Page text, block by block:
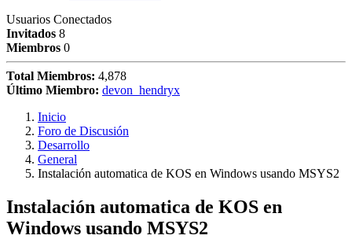
Usuarios Conectados
Invitados 8
Miembros 0
Total Miembros: 4,878
Último Miembro: devon_hendryx
Inicio
Foro de Discusión
Desarrollo
General
Instalación automatica de KOS en Windows usando MSYS2
Instalación automatica de KOS en
Windows usando MSYS2